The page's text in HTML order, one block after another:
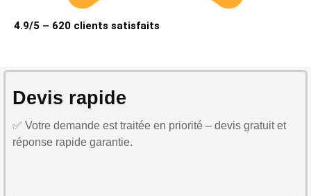
4.9/5 – 620 clients satisfaits
Devis rapide
✅ Votre demande est traitée en priorité – devis gratuit et
réponse rapide garantie.